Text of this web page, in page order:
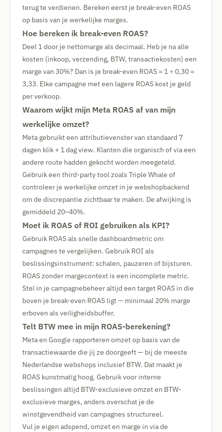
terug te verdienen. Bereken eerst je break-even ROAS
op basis van je werkelijke marges.
Hoe bereken ik break-even ROAS?
Deel 1 door je nettomarge als decimaal. Heb je na alle
kosten (inkoop, verzending, BTW, transactiekosten) een
marge van 30%? Dan is je break-even ROAS = 1 ÷ 0,30 =
3,33. Elke campagne met een lagere ROAS kost je geld
per verkoop.
Waarom wijkt mijn Meta ROAS af van mijn
werkelijke omzet?
Meta gebruikt een attributievenster van standaard 7
dagen klik + 1 dag view. Klanten die organisch of via een
andere route hadden gekocht worden meegeteld.
Gebruik een third-party tool zoals Triple Whale of
controleer je werkelijke omzet in je webshopbackend
om de discrepantie zichtbaar te maken. De afwijking is
gemiddeld 20–40%.
Moet ik ROAS of ROI gebruiken als KPI?
Gebruik ROAS als snelle dashboardmetric om
campagnes te vergelijken. Gebruik ROI als
beslissingsinstrument: schalen, pauzeren of bijsturen.
ROAS zonder margecontext is een incomplete metric.
Stel in je campagnebeheer altijd een target ROAS in die
boven je break-even ROAS ligt — minimaal 20% marge
erboven als veiligheidsbuffer.
Telt BTW mee in mijn ROAS-berekening?
Meta en Google rapporteren omzet op basis van de
transactiewaarde die jij ze doorgeeft — bij de meeste
Nederlandse webshops inclusief BTW. Dat maakt je
ROAS kunstmatig hoog. Gebruik voor interne
beslissingen altijd BTW-exclusieve omzet en BTW-
exclusieve marges, anders overschat je de
winstgevendheid van campagnes structureel.
Vul je eigen adspend, omzet en marge in via de